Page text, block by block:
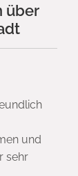
über
und
sehr